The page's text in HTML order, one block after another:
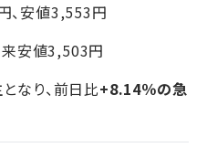
、安値3,553円
安値3,503円
なり、前日比+8.14％の急